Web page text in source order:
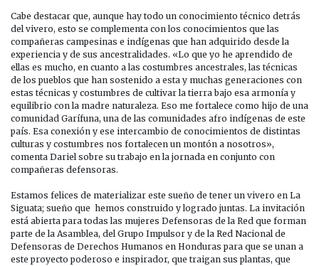
Cabe destacar que, aunque hay todo un conocimiento técnico detrás
del vivero, esto se complementa con los conocimientos que las
compañeras campesinas e indígenas que han adquirido desde la
experiencia y de sus ancestralidades. «Lo que yo he aprendido de
ellas es mucho, en cuanto a las costumbres ancestrales, las técnicas
de los pueblos que han sostenido a esta y muchas generaciones con
estas técnicas y costumbres de cultivar la tierra bajo esa armonía y
equilibrio con la madre naturaleza. Eso me fortalece como hijo de una
comunidad Garífuna, una de las comunidades afro indígenas de este
país. Esa conexión y ese intercambio de conocimientos de distintas
culturas y costumbres nos fortalecen un montón a nosotros»,
comenta Dariel sobre su trabajo en la jornada en conjunto con
compañeras defensoras.
Estamos felices de materializar este sueño de tener un vivero en La
Siguata; sueño que hemos construido y logrado juntas. La invitación
está abierta para todas las mujeres Defensoras de la Red que forman
parte de la Asamblea, del Grupo Impulsor y de la Red Nacional de
Defensoras de Derechos Humanos en Honduras para que se unan a
este proyecto poderoso e inspirador, que traigan sus plantas, que